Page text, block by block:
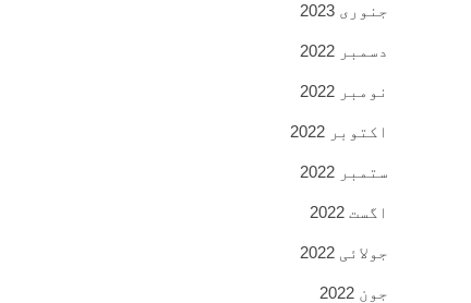
جنوری 2023
دسمبر 2022
نومبر 2022
اکتوبر 2022
ستمبر 2022
اگست 2022
جولائی 2022
جون 2022